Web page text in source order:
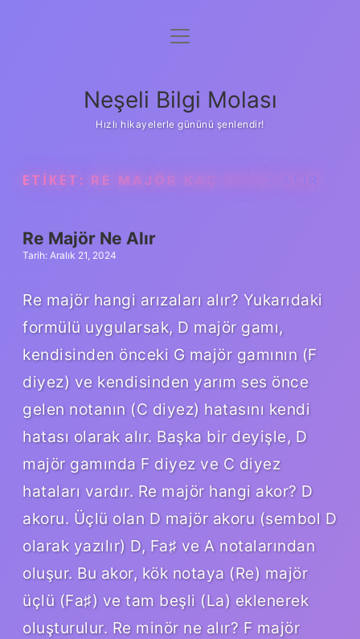
Anasayfa
Yasal Uyarı
menüyü
Neşeli Bilgi Molası
Hızlı hikayelerle gününü şenlendir!
ETIKET: RE MAJÖR KAÇ DIYEZ ALIR
Re Majör Ne Alır
Tarih: Aralık 21, 2024
Re majör hangi arızaları alır? Yukarıdaki
formülü uygularsak, D majör gamı,
kendisinden önceki G majör gamının (F
diyez) ve kendisinden yarım ses önce
gelen notanın (C diyez) hatasını kendi
hatası olarak alır. Başka bir deyişle, D
majör gamında F diyez ve C diyez
hataları vardır. Re majör hangi akor? D
akoru. Üçlü olan D majör akoru (sembol D
olarak yazılır) D, Fa♯ ve A notalarından
oluşur. Bu akor, kök notaya (Re) majör
üçlü (Fa♯) ve tam beşli (La) eklenerek
oluşturulur. Re minör ne alır? F majör